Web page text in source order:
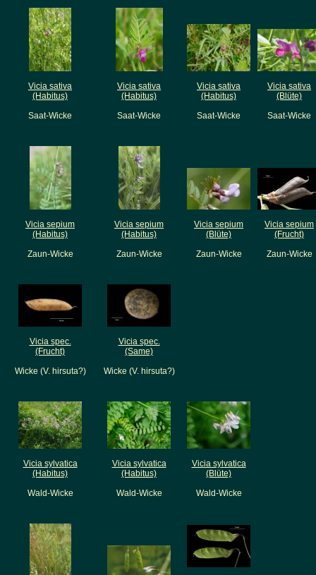
Vicia sativa
(Habitus)
Saat-Wicke
Vicia sativa
(Habitus)
Saat-Wicke
Vicia sativa
(Habitus)
Saat-Wicke
Vicia sativa
(Blüte)
Saat-Wicke
Vicia sepium
(Habitus)
Zaun-Wicke
Vicia sepium
(Habitus)
Zaun-Wicke
Vicia sepium
(Blüte)
Zaun-Wicke
Vicia sepium
(Frucht)
Zaun-Wicke
Vicia spec.
(Frucht)
Wicke (V. hirsuta?)
Vicia spec.
(Same)
Wicke (V. hirsuta?)
Vicia sylvatica
(Habitus)
Wald-Wicke
Vicia sylvatica
(Habitus)
Wald-Wicke
Vicia sylvatica
(Blüte)
Wald-Wicke